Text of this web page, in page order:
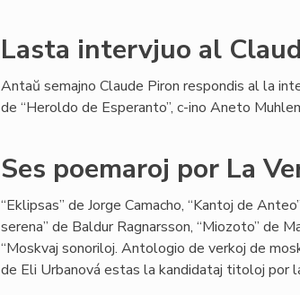
Lasta intervjuo al
Antaŭ semajno Claude Piron respondis al la
de “Heroldo de Esperanto”, c-ino Aneto
Ses poemaroj por La
“Eklipsas” de Jorge Camacho, “Kantoj de
serena” de Baldur Ragnarsson, “Miozoto” de
“Moskvaj sonoriloj. Antologio de verkoj de
de Eli Urbanová estas la kandidataj titoloj por